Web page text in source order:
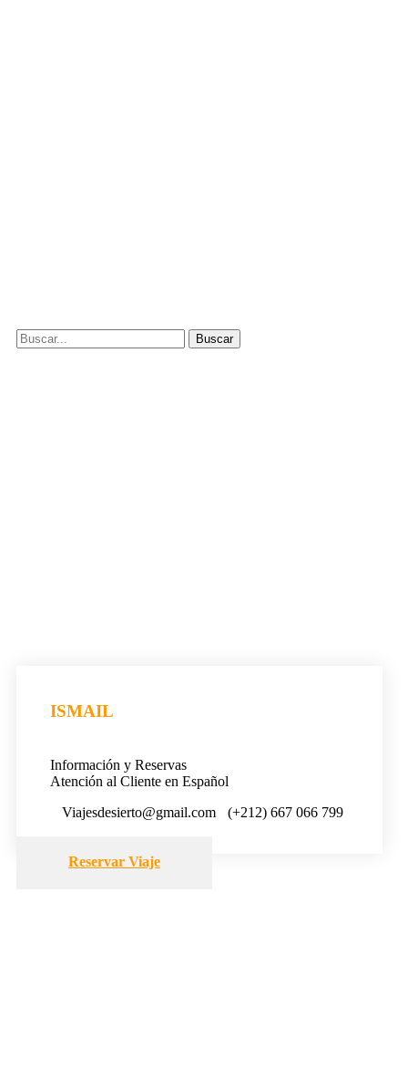
ISMAIL
Información y Reservas
Atención al Cliente en Español
Viajesdesierto@gmail.com
(+212) 667 066 799
Reservar Viaje